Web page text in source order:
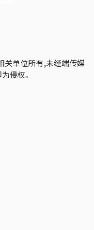
关单位所有,未经端传媒
侵权。